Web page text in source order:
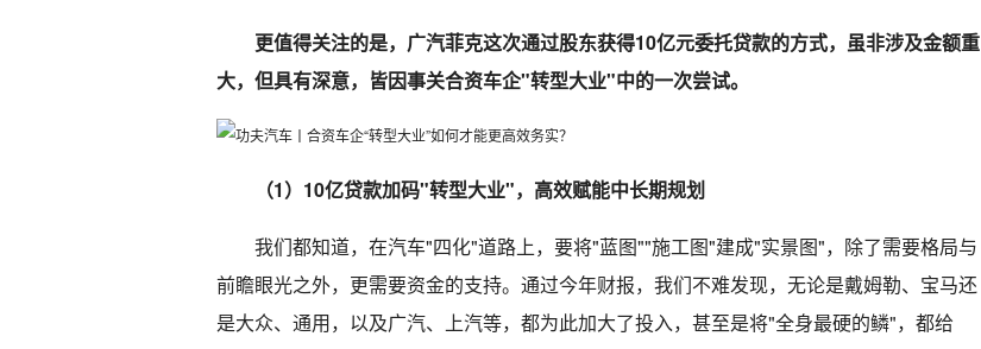
更值得关注的是，广汽菲克这次通过股东获得10亿元委托贷款的方式，虽非涉及金额重
大，但具有深意，皆因事关合资车企"转型大业"中的一次尝试。
（1）10亿贷款加码"转型大业"，高效赋能中长期规划
我们都知道，在汽车"四化"道路上，要将"蓝图""施工图"建成"实景图"，除了需要格局与
前瞻眼光之外，更需要资金的支持。通过今年财报，我们不难发现，无论是戴姆勒、宝马还
是大众、通用，以及广汽、上汽等，都为此加大了投入，甚至是将"全身最硬的鳞"，都给